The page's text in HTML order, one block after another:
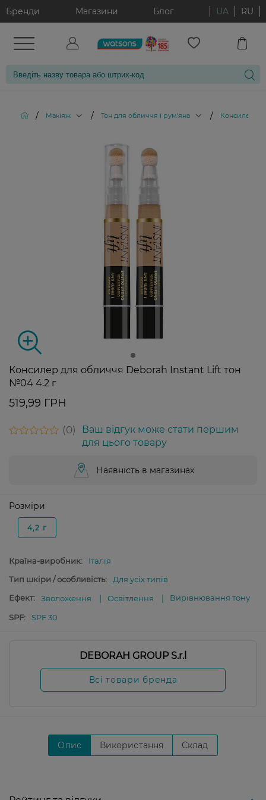
Бренди Магазини Блог UA RU
/ Макіяж / Тон для обличчя і рум'яна / Консилери
Консилер для обличчя Deborah Instant Lift тон
№04 4.2 г
519,99 ГРН
0
Ваш відгук може стати першим
для цього товару
Наявність в магазинах
Розміри
4,2 г
Країна-виробник:
Італія
Тип шкіри / особливість:
Для усіх типів
Ефект:
Зволоження Освітлення Вирівнювання тону
SPF: SPF 30
DEBORAH GROUP S.r.l
Всі товари бренда
Опис Використання Склад